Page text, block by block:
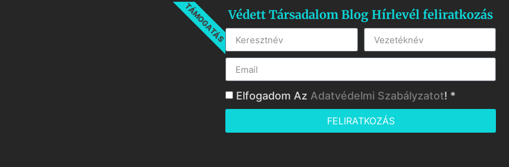
TÁMOGATÁSVédett Társadalom Blog Hírlevél feliratkozás
Elfogadom Az Adatvédelmi Szabályzatot! *
FELIRATKOZÁS